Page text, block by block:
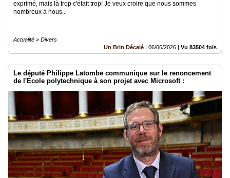
exprimé, mais là trop c'était trop! Je veux croire que nous sommes
nombreux à nous..
Actualité » Divers
Un Brin Décalé | 06/06/2026 | Vu 83504 fois
Le député Philippe Latombe communique sur le renoncement
de l'École polytechnique à son projet avec Microsoft :